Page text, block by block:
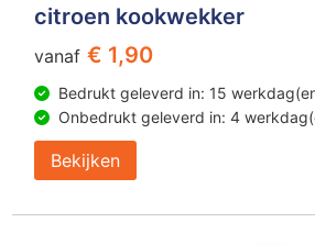
citroen kookwekker
vanaf € 1,90
Bedrukt geleverd in: 15
Onbedrukt geleverd in: 4
Bekijken